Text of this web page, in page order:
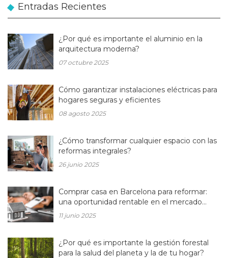
Entradas Recientes
¿Por qué es importante el aluminio en la
arquitectura moderna?
07 octubre 2025
Cómo garantizar instalaciones eléctricas para
hogares seguras y eficientes
08 agosto 2025
¿Cómo transformar cualquier espacio con las
reformas integrales?
26 junio 2025
Comprar casa en Barcelona para reformar:
una oportunidad rentable en el mercado
inmobiliario actual
11 junio 2025
¿Por qué es importante la gestión forestal
para la salud del planeta y la de tu hogar?